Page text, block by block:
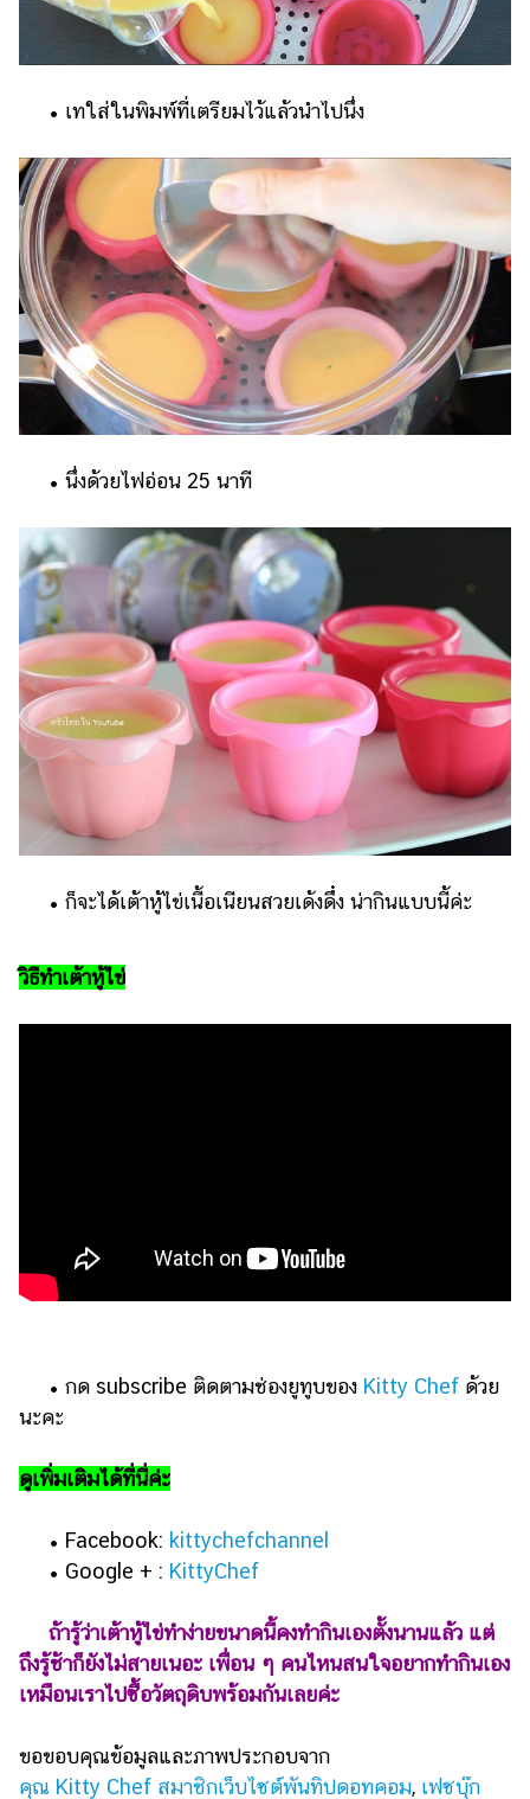
• เทใส่ในพิมพ์ที่เตรียมไว้แล้วนำไปนึ่ง
• นึ่งด้วยไฟอ่อน 25 นาที
• ก็จะได้เต้าหู้ไข่เนื้อเนียนสวยเด้งดึ๋ง น่ากินแบบนี้ค่ะ
วิธีทำเต้าหู้ไข่
• กด subscribe ติดตามช่องยูทูบของ Kitty Chef ด้วย
นะคะ
ดูเพิ่มเติมได้ที่นี่ค่ะ
• Facebook: kittychefchannel
• Google + : KittyChef
ถ้ารู้ว่าเต้าหู้ไข่ทำง่ายขนาดนี้คงทำกินเองตั้งนานแล้ว แต่
ถึงรู้ช้าก็ยังไม่สายเนอะ เพื่อน ๆ คนไหนสนใจอยากทำกินเอง
เหมือนเราไปซื้อวัตถุดิบพร้อมกันเลยค่ะ
ขอขอบคุณข้อมูลและภาพประกอบจาก
คุณ Kitty Chef สมาชิกเว็บไซต์พันทิปดอทคอม, เฟซบุ๊ก